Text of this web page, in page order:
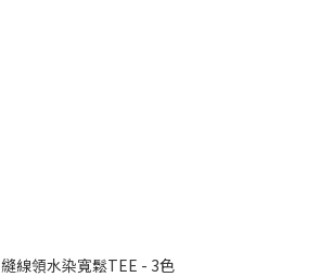
縫線領水染寬鬆TEE - 3色